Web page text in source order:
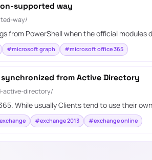
supported way
way/
from PowerShell when the official modules
#microsoft graph #microsoft office 365
from Active Directory
active-directory/
While usually Clients tend to use their
#exchange 2013 #exchange online